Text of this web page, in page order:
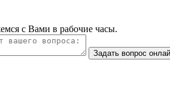
с Вами в рабочие часы.
Задать вопрос